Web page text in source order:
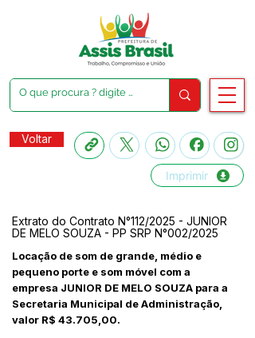
Voltar
Imprimir
Extrato do Contrato N°112/2025 - JUNIOR
DE MELO SOUZA - PP SRP N°002/2025
Locação de som de grande, médio e
pequeno porte e som móvel com a
empresa JUNIOR DE MELO SOUZA para a
Secretaria Municipal de Administração,
valor R$ 43.705,00.